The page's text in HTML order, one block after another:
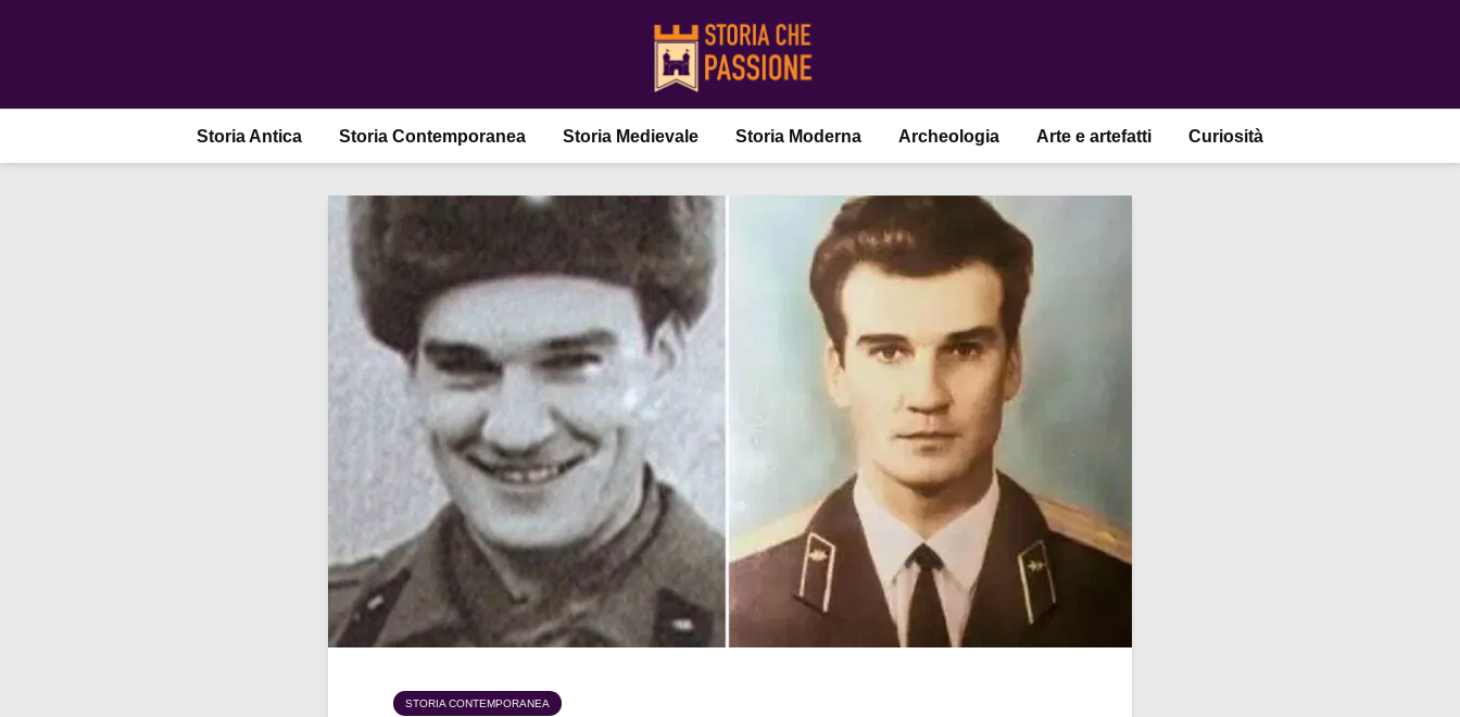
Storia Antica Storia Contemporanea Storia Medievale Storia Moderna Archeologia Arte e artefatti Curiosità
STORIA CONTEMPORANEA